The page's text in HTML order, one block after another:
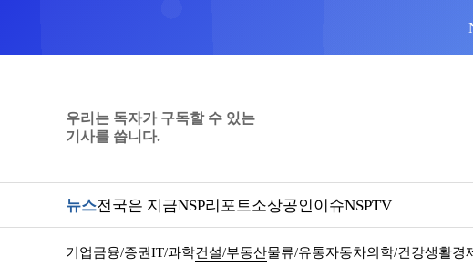
우리는 독자가 구독할 수 있는
기사를 씁니다.
뉴스전국은 지금NSP리포트소상공인이슈NSPTV
기업금융/증권IT/과학건설/부동산물류/유통자동차의학/건강생활경